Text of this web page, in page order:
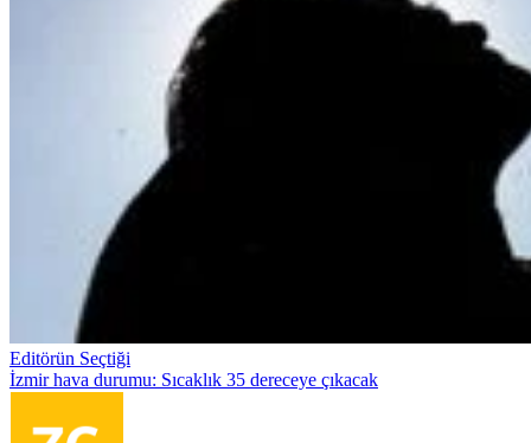
Editörün Seçtiği
İzmir hava durumu: Sıcaklık 35 dereceye çıkacak